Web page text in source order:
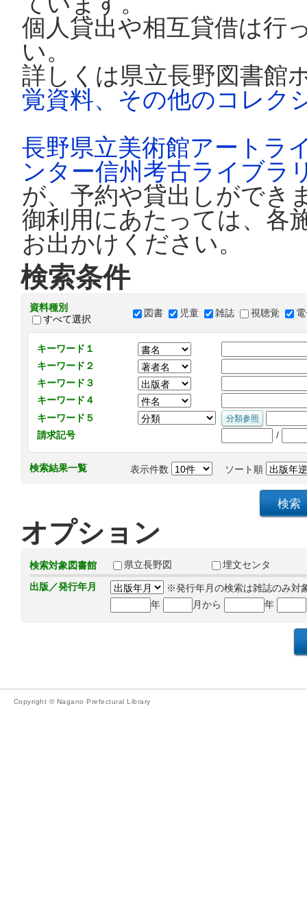
個人貸出や相互貸借は行
い。
詳しくは県立長野図書館
覚資料、その他のコレク
長野県立美術館アートラ
ンター信州考古ライブラ
が、予約や貸出しができ
御利用にあたっては、各
お出かけください。
検索条件
資料種別
すべて選択
図書 児童 雑誌 視聴覚
キーワード１
キーワード２
キーワード３
キーワード４
キーワード５
請求記号
/
検索結果一覧 表示件数 ソート順
オプション
検索対象図書館 県立長野図
埋文センタ
出版／発行年月
※発行年月の検索は雑誌のみ対
年
月から 年
Copyright © Nagano Prefectural Library